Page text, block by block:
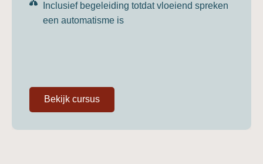
Inclusief begeleiding totdat vloeiend spreken
een automatisme is
Bekijk cursus